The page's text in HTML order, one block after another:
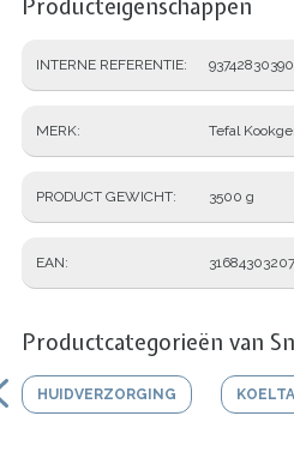
Producteigenschappen
INTERNE REFERENTIE
MERK Tefal
PRODUCT GEWICHT 3500 g
EAN
Productcategorieën van
HUIDVERZORGING